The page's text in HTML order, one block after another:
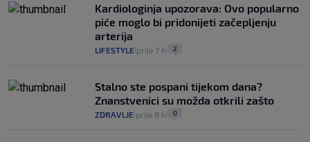
Kardiologinja upozorava: Ovo popularno
piće moglo bi pridonijeti začepljenju
arterija
LIFESTYLE prije 7 h 2
Stalno ste pospani tijekom dana?
Znanstvenici su možda otkrili zašto
ZDRAVLJE prije 8 h 0